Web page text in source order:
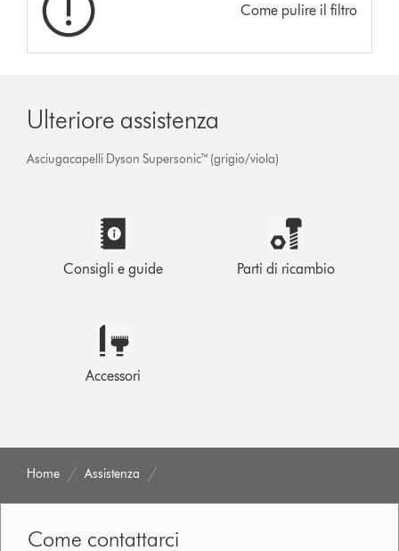
Come pulire il filtro
Ulteriore assistenza
Asciugacapelli Dyson Supersonic™ (grigio/viola)
Consigli e guide Parti di ricambio
Accessori
Home Assistenza
Come contattarci